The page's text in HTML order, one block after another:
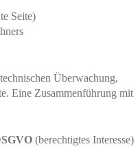
Seite)
Überwachung,
Eine Zusammenführung mit
(berechtigtes Interesse)